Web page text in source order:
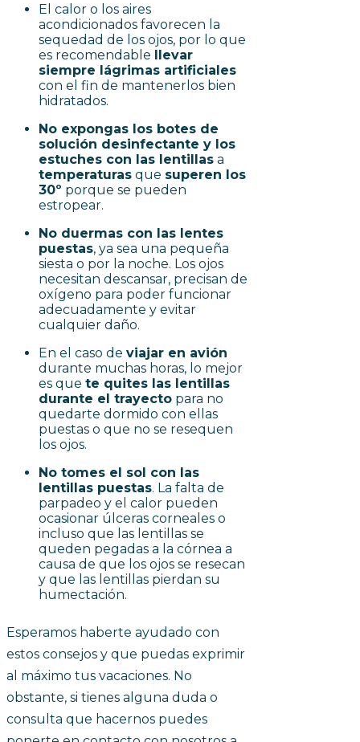
El calor o los aires
acondicionados favorecen la
sequedad de los ojos, por lo que
es recomendable llevar
siempre lágrimas artificiales
con el fin de mantenerlos bien
hidratados.
No expongas los botes de
solución desinfectante y los
estuches con las lentillas a
temperaturas que superen los
30º porque se pueden
estropear.
No duermas con las lentes
puestas, ya sea una pequeña
siesta o por la noche. Los ojos
necesitan descansar, precisan de
oxígeno para poder funcionar
adecuadamente y evitar
cualquier daño.
En el caso de viajar en avión
durante muchas horas, lo mejor
es que te quites las lentillas
durante el trayecto para no
quedarte dormido con ellas
puestas o que no se resequen
los ojos.
No tomes el sol con las
lentillas puestas. La falta de
parpadeo y el calor pueden
ocasionar úlceras corneales o
incluso que las lentillas se
queden pegadas a la córnea a
causa de que los ojos se resecan
y que las lentillas pierdan su
humectación.
Esperamos haberte ayudado con
estos consejos y que puedas exprimir
al máximo tus vacaciones. No
obstante, si tienes alguna duda o
consulta que hacernos puedes